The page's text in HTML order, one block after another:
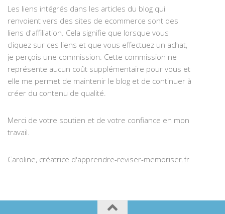
Les liens intégrés dans les articles du blog qui
renvoient vers des sites de ecommerce sont des
liens d'affiliation. Cela signifie que lorsque vous
cliquez sur ces liens et que vous effectuez un achat,
je perçois une commission. Cette commission ne
représente aucun coût supplémentaire pour vous et
elle me permet de maintenir le blog et de continuer à
créer du contenu de qualité.
Merci de votre soutien et de votre confiance en mon
travail.
Caroline, créatrice d'apprendre-reviser-memoriser.fr